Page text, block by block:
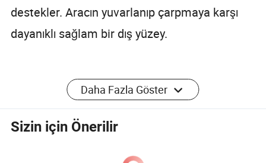
destekler. Aracın yuvarlanıp çarpmaya karşı
dayanıklı sağlam bir dış yüzey.
- 24 aylık garanti ve ömür boyu
sorunsuz teknik destek.
Ürün Özellikleri
Daha Fazla Göster
Sizin için Önerilir